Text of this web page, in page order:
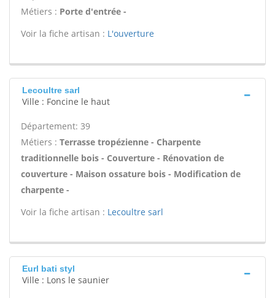
Métiers : Porte d'entrée -
Voir la fiche artisan : L'ouverture
Lecoultre sarl
Ville : Foncine le haut
Département: 39
Métiers : Terrasse tropézienne - Charpente
traditionnelle bois - Couverture - Rénovation de
couverture - Maison ossature bois - Modification de
charpente -
Voir la fiche artisan : Lecoultre sarl
Eurl bati styl
Ville : Lons le saunier